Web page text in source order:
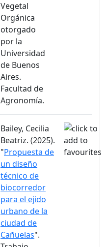
Vegetal
Orgánica
otorgado
por la
Universidad
de Buenos
Aires.
Facultad de
Agronomía.
Bailey, Cecilia
Beatriz. (2025).
"Propuesta de
un diseño
técnico de
biocorredor
para el ejido
urbano de la
ciudad de
Cañuelas".